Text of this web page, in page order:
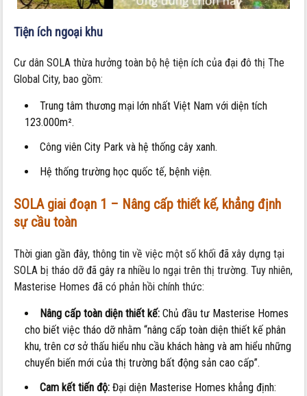
Tiện ích ngoại khu
Cư dân SOLA thừa hưởng toàn bộ hệ tiện ích của đại đô thị The
Global City, bao gồm:
Trung tâm thương mại lớn nhất Việt Nam với diện tích
123.000m².
Công viên City Park và hệ thống cây xanh.
Hệ thống trường học quốc tế, bệnh viện.
SOLA giai đoạn 1 – Nâng cấp thiết kế, khẳng định
sự cầu toàn
Thời gian gần đây, thông tin về việc một số khối đã xây dựng tại
SOLA bị tháo dỡ đã gây ra nhiều lo ngại trên thị trường. Tuy nhiên,
Masterise Homes đã có phản hồi chính thức:
Nâng cấp toàn diện thiết kế: Chủ đầu tư Masterise Homes
cho biết việc tháo dỡ nhằm “nâng cấp toàn diện thiết kế phân
khu, trên cơ sở thấu hiểu nhu cầu khách hàng và am hiểu những
chuyển biến mới của thị trường bất động sản cao cấp”.
Cam kết tiến độ: Đại diện Masterise Homes khẳng định: